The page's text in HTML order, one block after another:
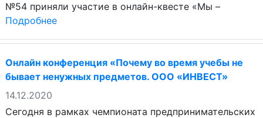
№54 приняли участие в онлайн-квесте «Мы –
Подробнее
Онлайн конференция «Почему во время учебы не
бывает ненужных предметов. ООО «ИНВЕСТ»
14.12.2020
Сегодня в рамках чемпионата предпринимательских